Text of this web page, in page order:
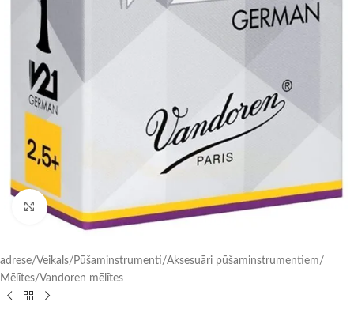
Click to enlarge
adrese/Veikals/Pūšaminstrumenti/Aksesuāri pūšaminstrumentiem/
Mēlītes/Vandoren mēlītes